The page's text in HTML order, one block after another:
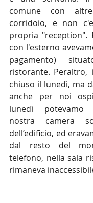
comune con
corridoio, e non
propria "reception".
con l'esterno
pagamento)
ristorante. Peraltro,
chiuso il lunedì, ma
anche per noi
lunedì potevamo
nostra camera
dell’edificio, ed
dal resto del
telefono, nella sala
rimaneva